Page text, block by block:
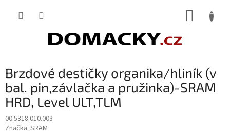
Brzdové destičky organika/hliník (v
bal. pin,závlačka a pružinka)-SRAM
HRD, Level ULT,TLM
00.5318.010.003
Značka: SRAM